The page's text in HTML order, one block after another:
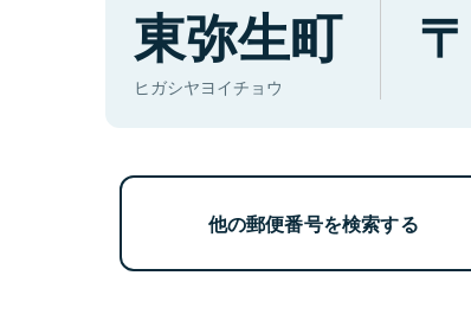
東弥生町
ヒガシヤヨイチョウ
他の郵便番号を検索する